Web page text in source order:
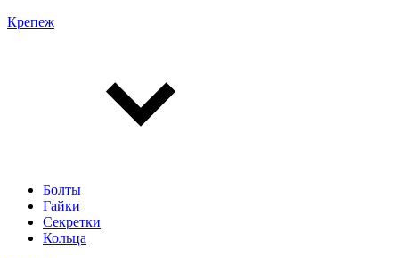
Крепеж
Болты
Гайки
Секретки
Кольца